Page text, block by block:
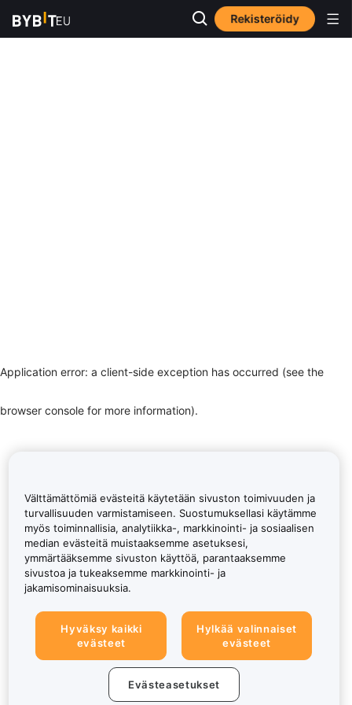
Rekisteröidy
Application error: a client-side exception has occurred (see the
browser console for more information).
Välttämättömiä evästeitä käytetään sivuston toimivuuden ja
turvallisuuden varmistamiseen. Suostumuksellasi käytämme
myös toiminnallisia, analytiikka-, markkinointi- ja sosiaalisen
median evästeitä muistaaksemme asetuksesi,
ymmärtääksemme sivuston käyttöä, parantaaksemme
sivustoa ja tukeaksemme markkinointi- ja
jakamisominaisuuksia.
Hyväksy kaikki
evästeet
Hylkää valinnaiset
evästeet
Evästeasetukset